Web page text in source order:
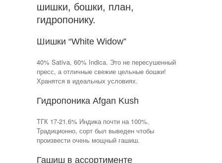
шишки, бошки, план,
гидропонику.
Шишки “White Widow”
40% Sativa, 60% Indica. Это не пересушенный
пресс, а отличные свежие цельные бошки!
Хранятся в идеальных условиях.
Гидропоника Afgan Kush
ТГК 17-21.6% Индика почти на 100%.
Традиционно, сорт был выведен чтобы
произвести очень мощный гашиш.
Гашиш в ассортименте